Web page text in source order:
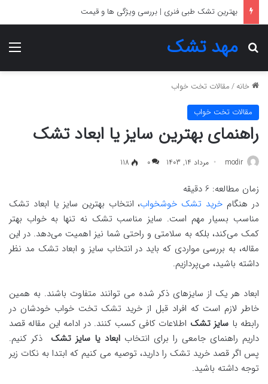
بهترین تشک برای دیسک کمر
مهد تشک
جستجو برای
خانه/مقالات تخت خواب
مقالات تخت خواب
راهنمای بهترین سایز یا ابعاد تشک
modir مرداد 14, 1403 0
118
زمان مطالعه: 6 دقیقه
در هنگام خرید تشک خوشخواب، انتخاب بهترین سایز یا ابعاد تشک
مناسب بسیار مهم است. سایز مناسب تشک نه تنها به خواب بهتر
کمک می‌کند، بلکه به سلامتی و راحتی شما نیز اهمیت می‌دهد. در این
مقاله، به بررسی مواردی که باید در انتخاب سایز و ابعاد تشک مد نظر
داشته باشید، می‌پردازیم.
ابعاد هر یک از سایزهای ذکر شده می توانند متفاوت باشند. به همین
خاطر لازم است که افراد قبل از خرید تشک تخت خواب خودشان در
رابطه با سایز تشک اطلاعات کافی کسب کنند. در ادامه این مقاله قصد
داریم راهنمای جامعی را برای انتخابابعاد یا سایز تشک ذکر کنیم.
پس اگر قصد خرید تشک را دارید، توصیه می کنیم که ابتدا به نکات زیر
توجه داشته باشید.